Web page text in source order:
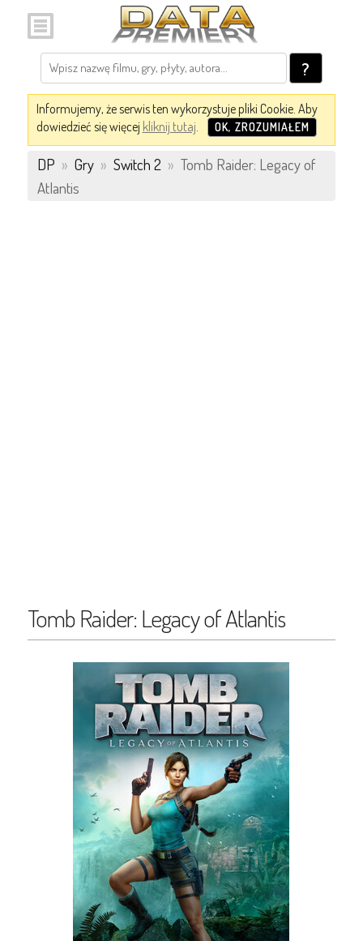
?
Informujemy, że serwis ten wykorzystuje pliki Cookie. Aby
dowiedzieć się więcej kliknij tutaj. OK, ZROZUMIAŁEM
DP » Gry » Switch 2 » Tomb Raider: Legacy of
Atlantis
Tomb Raider: Legacy of Atlantis